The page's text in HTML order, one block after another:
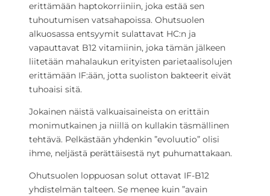
erittämään haptokorriiniin, joka estää sen
tuhoutumisen vatsahapoissa. Ohutsuolen
alkuosassa entsyymit sulattavat HC:n ja
vapauttavat B12 vitamiinin, joka tämän jälkeen
liitetään mahalaukun erityisten parietaalisolujen
erittämään IF:ään, jotta suoliston bakteerit eivät
tuhoaisi sitä.
Jokainen näistä valkuaisaineista on erittäin
monimutkainen ja niillä on kullakin täsmällinen
tehtävä. Pelkästään yhdenkin ”evoluutio” olisi
ihme, neljästä perättäisestä nyt puhumattakaan.
Ohutsuolen loppuosan solut ottavat IF-B12
yhdistelmän talteen. Se menee kuin ”avain